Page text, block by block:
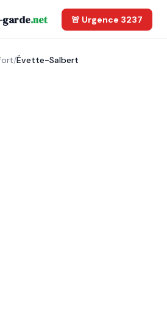
garde.net 🚨 Urgence 3237
/Évette-Salbert